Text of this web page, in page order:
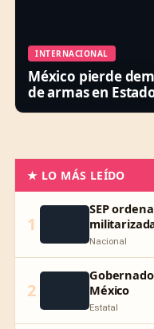
INTERNACIONAL
México pierde
de armas en
★ LO MÁS LEÍDO
1
SEP
Nacional
2
México
Estatal